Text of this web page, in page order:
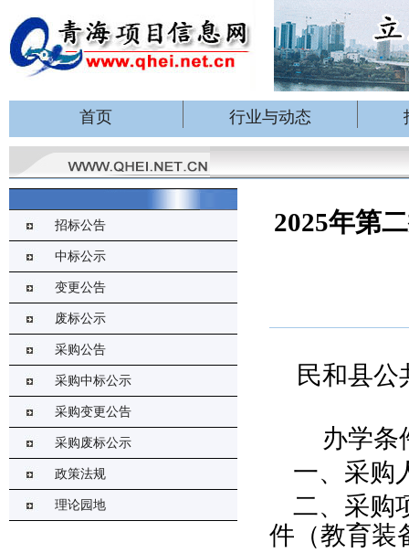
首页 行业与动态
招标公告
中标公示
变更公告
废标公示
采购公告
采购中标公示
采购变更公告
采购废标公示
政策法规
理论园地
2025年第
民和县公
办学条
一、采购
二、采购
件（教育装